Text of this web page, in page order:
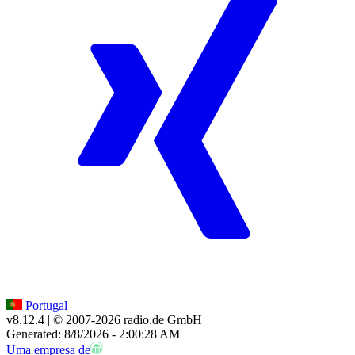
Portugal
v8.12.4 | © 2007-2026 radio.de GmbH
Generated: 8/8/2026 - 2:00:28 AM
Uma empresa de